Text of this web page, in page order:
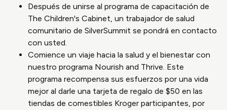
Después de unirse al programa de capacitación de
The Children's Cabinet, un trabajador de salud
comunitario de SilverSummit se pondrá en contacto
con usted.
Comience un viaje hacia la salud y el bienestar con
nuestro programa Nourish and Thrive. Este
programa recompensa sus esfuerzos por una vida
mejor al darle una tarjeta de regalo de $50 en las
tiendas de comestibles Kroger participantes, por